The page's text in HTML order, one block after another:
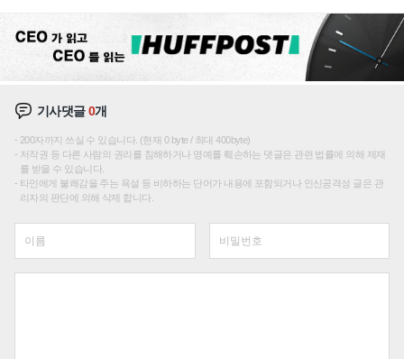
기사댓글0개
200자까지 쓰실 수 있습니다. (현재 0 byte / 최대 400byte)
저작권 등 다른 사람의 권리를 침해하거나 명예를 훼손하는 댓글은 관련 법률에 의해 제재
를 받을 수 있습니다.
타인에게 불쾌감을 주는 욕설 등 비하하는 단어가 내용에 포함되거나 인신공격성 글은 관
리자의 판단에 의해 삭제 합니다.